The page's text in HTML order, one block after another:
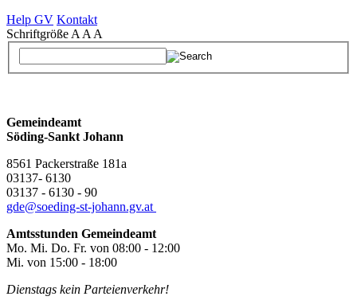
Help GV Kontakt
Schriftgröße A A A
Gemeindeamt
Söding-Sankt Johann
8561 Packerstraße 181a
03137- 6130
03137 - 6130 - 90
gde@soeding-st-johann.gv.at
Amtsstunden Gemeindeamt
Mo. Mi. Do. Fr. von 08:00 - 12:00
Mi. von 15:00 - 18:00
Dienstags kein Parteienverkehr!